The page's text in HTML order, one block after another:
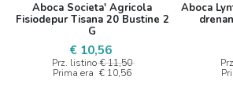
Aboca Societa' Agricola
Fisiodepur Tisana 20 Bustine 2
G
€ 10,56
Prz. listino € 11,50
Prima era € 10,56
Aboca